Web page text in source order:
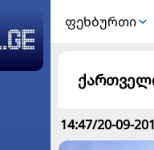
ᲤᲔᲮᲑᲣᲠᲗᲘ
14:47/20-09-